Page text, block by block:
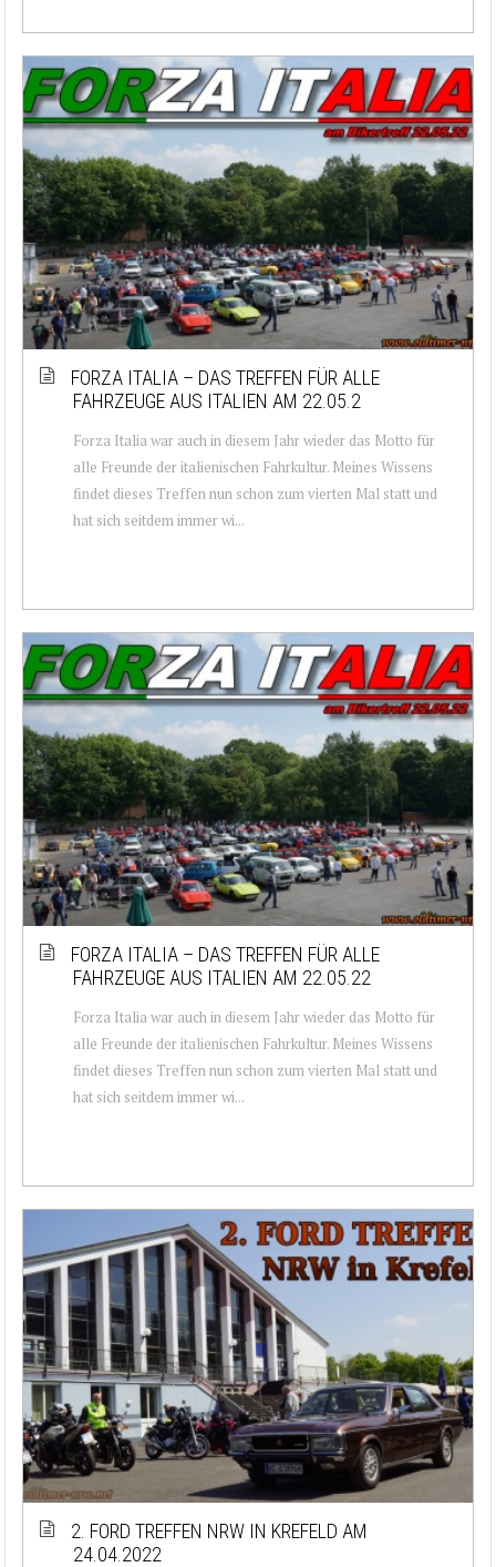
FORZA ITALIA – DAS TREFFEN FÜR ALLE
FAHRZEUGE AUS ITALIEN AM 22.05.2
Forza Italia war auch in diesem Jahr wieder das Motto für
alle Freunde der italienischen Fahrkultur. Meines Wissens
findet dieses Treffen nun schon zum vierten Mal statt und
hat sich seitdem immer wi...
FORZA ITALIA – DAS TREFFEN FÜR ALLE
FAHRZEUGE AUS ITALIEN AM 22.05.22
Forza Italia war auch in diesem Jahr wieder das Motto für
alle Freunde der italienischen Fahrkultur. Meines Wissens
findet dieses Treffen nun schon zum vierten Mal statt und
hat sich seitdem immer wi...
2. FORD TREFFEN NRW IN KREFELD AM
24.04.2022